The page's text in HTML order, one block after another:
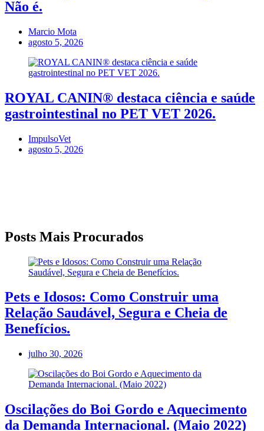
Não é.
Marcio Mota
agosto 5, 2026
ROYAL CANIN® destaca ciência e saúde
gastrointestinal no PET VET 2026.
ImpulsoVet
agosto 5, 2026
Posts Mais Procurados
Pets e Idosos: Como Construir uma
Relação Saudável, Segura e Cheia de
Benefícios.
julho 30, 2026
Oscilações do Boi Gordo e Aquecimento
da Demanda Internacional. (Maio 2022)